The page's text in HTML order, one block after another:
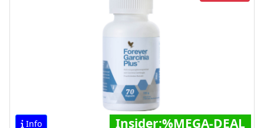
Info Insider:%MEGA-DEAL